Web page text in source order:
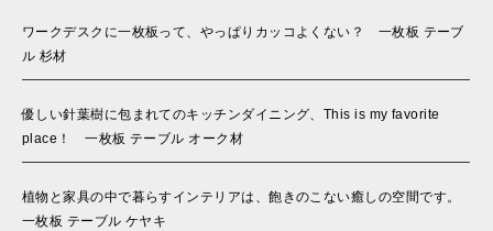
ワークデスクに一枚板って、やっぱりカッコよくない？ 一枚板 テーブ
ル 杉材
優しい針葉樹に包まれてのキッチンダイニング、This is my favorite
place！ 一枚板 テーブル オーク材
植物と家具の中で暮らすインテリアは、飽きのこない癒しの空間です。
一枚板 テーブル ケヤキ